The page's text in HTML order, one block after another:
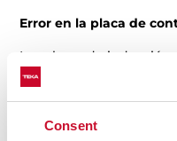
Consent
Error en la placa de
Las placas de inducción
electrónicos. Si hay un
recipientes podría no